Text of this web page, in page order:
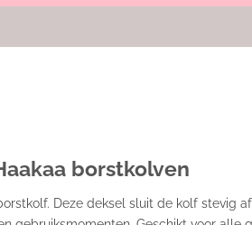
borstkolven
Deze deksel sluit de kolf stevig